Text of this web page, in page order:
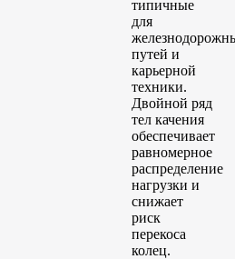
типичные
для
путей и
карьерной
техники.
Двойной ряд
тел качения
обеспечивает
равномерное
распределение
нагрузки и
снижает
риск
перекоса
колец.